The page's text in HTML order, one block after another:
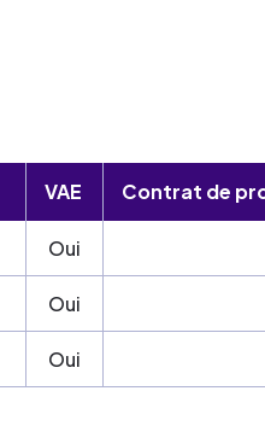
VAE Contrat de
Oui
Oui
Oui